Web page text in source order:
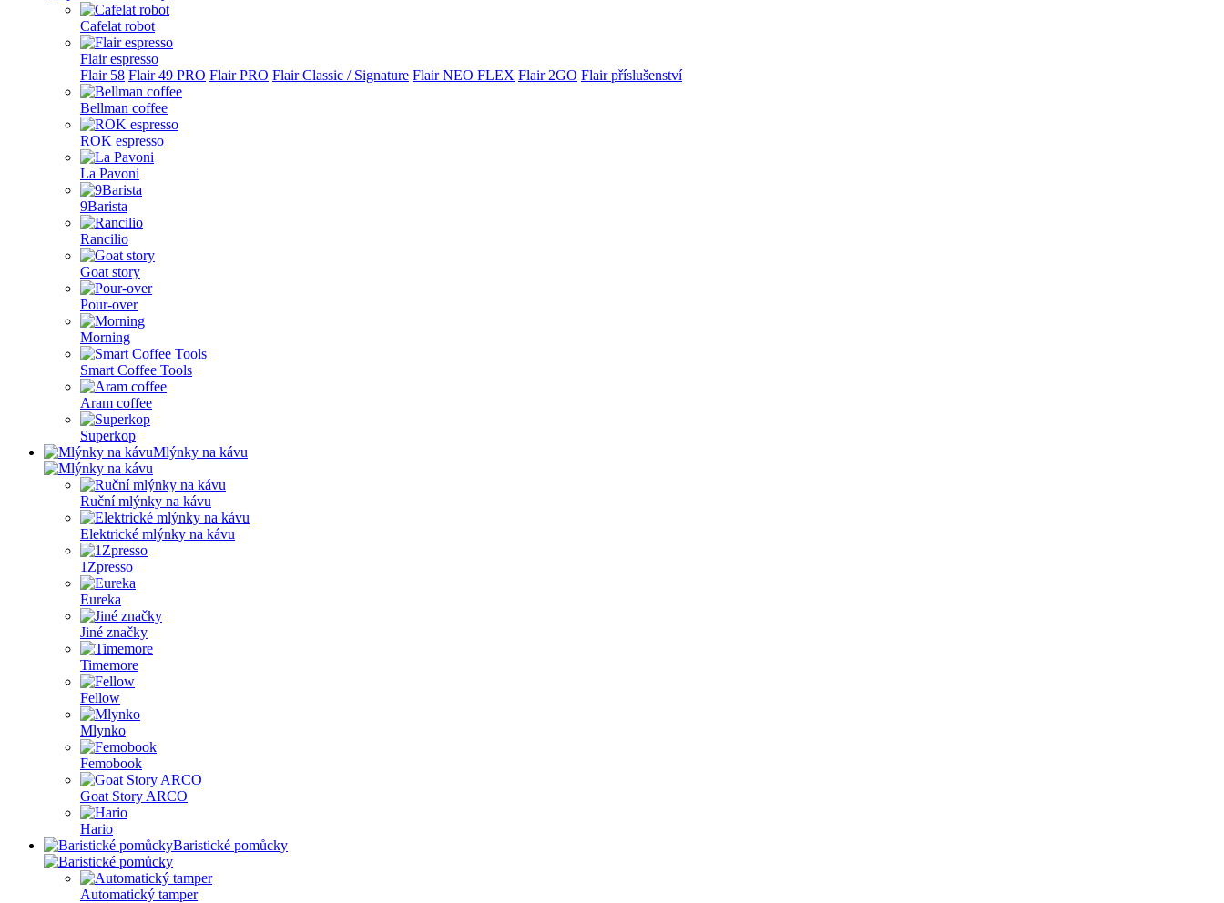
Cafelat robot
Flair espresso
Flair 58 Flair 49 PRO Flair PRO Flair Classic / Signature Flair NEO FLEX Flair 2GO Flair příslušenství
Bellman coffee
ROK espresso
La Pavoni
9Barista
Rancilio
Goat story
Pour-over
Morning
Smart Coffee Tools
Aram coffee
Superkop
Mlýnky na kávu
Ruční mlýnky na kávu
Elektrické mlýnky na kávu
1Zpresso
Eureka
Jiné značky
Timemore
Fellow
Mlynko
Femobook
Goat Story ARCO
Hario
Baristické pomůcky
Automatický tamper